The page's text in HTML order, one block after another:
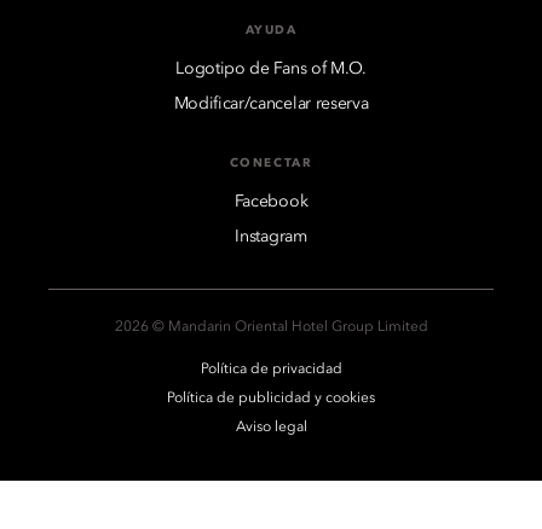
AYUDA
Logotipo de Fans of M.O.
Modificar/cancelar reserva
CONECTAR
Facebook
Instagram
2026 © Mandarin Oriental Hotel Group Limited
Política de privacidad
Política de publicidad y cookies
Aviso legal